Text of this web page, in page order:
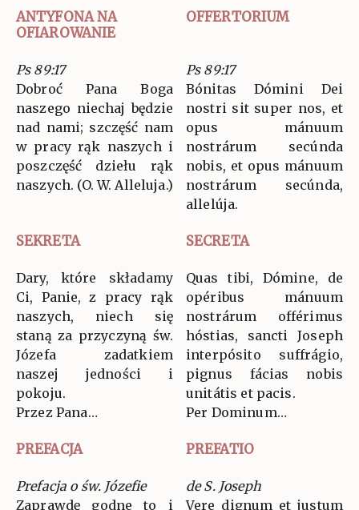
ANTYFONA NA
OFIAROWANIE
OFFERTORIUM
Ps 89:17
Dobroć Pana Boga
naszego niechaj będzie
nad nami; szczęść nam
w pracy rąk naszych i
poszczęść dziełu rąk
naszych. (O. W. Alleluja.)
Ps 89:17
Bónitas Dómini Dei
nostri sit super nos, et
opus mánuum
nostrárum secúnda
nobis, et opus mánuum
nostrárum secúnda,
allelúja.
SEKRETA SECRETA
Dary, które składamy
Ci, Panie, z pracy rąk
naszych, niech się
staną za przyczyną św.
Józefa zadatkiem
naszej jedności i
pokoju.
Przez Pana…
Quas tibi, Dómine, de
opéribus mánuum
nostrárum offérimus
hóstias, sancti Joseph
interpósito suffrágio,
pignus fácias nobis
unitátis et pacis.
Per Dominum…
PREFACJA PREFATIO
Prefacja o św. Józefie
Zaprawdę godne to i
de S. Joseph
Vere dignum et justum